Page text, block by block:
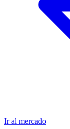
Ir al mercado